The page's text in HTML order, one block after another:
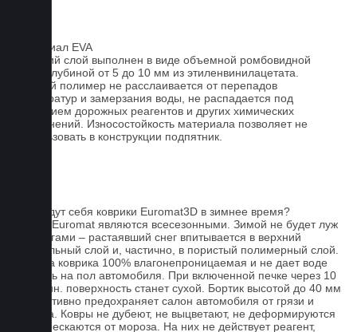
Материал EVA
Верхний слой выполнен в виде объемной ромбовидной
сетки глубиной от 5 до 10 мм из этиленвинилацетата.
Данный полимер не расслаивается от перепадов
температур и замерзания воды, не распадается под
действием дорожных реагентов и других химических
загрязнений. Износостойкость материала позволяет не
использовать в конструкции подпятник.
Как ведут себя коврики Euromat3D в зимнее время?
Ковры Euromat являются всесезонными. Зимой не будет луж
под ногами – растаявший снег впитывается в верхний
текстильный слой и, частично, в пористый полимерный слой.
Основа коврика 100% влагонепроницаемая и не дает воде
попасть на пол автомобиля. При включенной печке через 10
- 15 мин. поверхность станет сухой. Бортик высотой до 40 мм
эффективно предохраняет салон автомобиля от грязи и
мусора. Ковры не дубеют, не выцветают, не деформируются
и не трескаются от мороза. На них не действует реагент,